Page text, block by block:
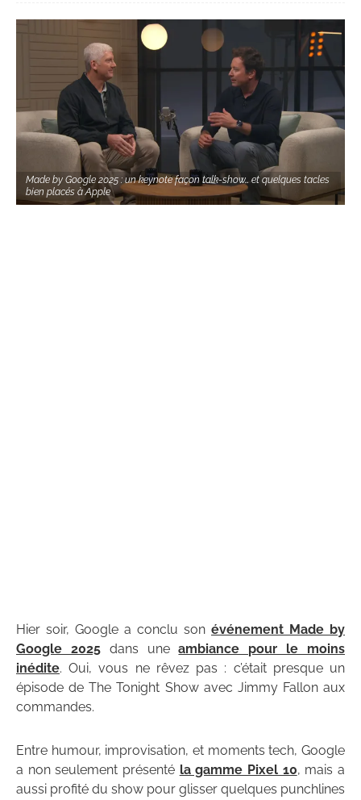
Made by Google 2025 : un keynote façon talk-show… et quelques tacles
bien placés à Apple
Hier soir, Google a conclu son événement Made by
Google 2025dans uneambiance pour le moins
inédite. Oui, vous ne rêvez pas : c’était presque un
épisode de The Tonight Show avec Jimmy Fallon aux
commandes.
Entre humour, improvisation, et moments tech, Google
a non seulement présenté la gamme Pixel 10, mais a
aussi profité du show pour glisser quelques punchlines